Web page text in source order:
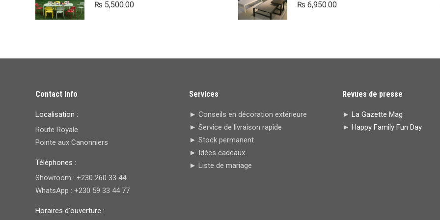
₨ 5,500.00
₨ 6,950.00
Contact Info
Localisation :
Route Royale
Pointe aux Canonniers
Téléphones :
Showroom : +230 260 33 44
WhatsApp : +230 59 33 44 77
Horaires d'ouverture :
Services
► Conseils en décoration extérieure
► Service de livraison rapide
► Stock permanent
► Idées cadeaux
► Liste de mariage
Revues de presse
► La Gazette Mag
► Happy Family Fun Day